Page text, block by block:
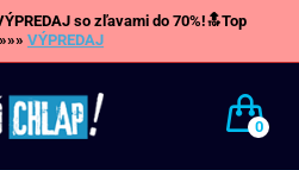
so zľavami do 70%!🔝Top
VÝPREDAJ
0